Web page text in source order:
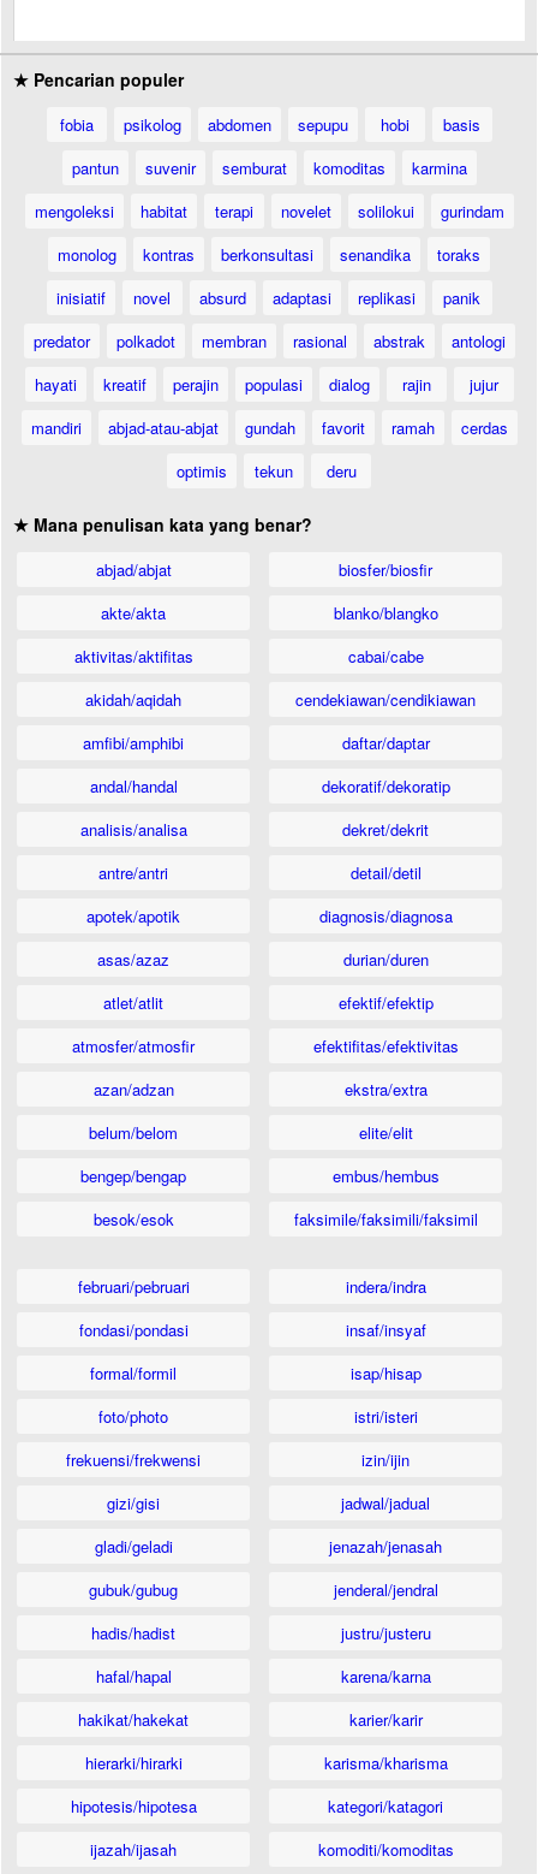
★ Pencarian populer
fobia psikolog abdomen sepupu hobi
basis
pantun
suvenir semburat komoditas
karmina
mengoleksi
habitat terapi novelet solilokui
gurindam
monolog
kontras berkonsultasi senandika
toraks
inisiatif
novel absurd adaptasi replikasi
panik
predator
polkadot membran rasional abstrak
antologi
hayati
kreatif perajin populasi dialog rajin
jujur
mandiri
abjad-atau-abjat gundah favorit ramah
cerdas
optimis
tekun deru
★ Mana penulisan kata yang benar?
abjad/abjat
akte/akta
aktivitas/aktifitas
akidah/aqidah
amfibi/amphibi
andal/handal
analisis/analisa
antre/antri
apotek/apotik
asas/azaz
atlet/atlit
atmosfer/atmosfir
azan/adzan
belum/belom
bengep/bengap
besok/esok
biosfer/biosfir
blanko/blangko
cabai/cabe
cendekiawan/cendikiawan
daftar/daptar
dekoratif/dekoratip
dekret/dekrit
detail/detil
diagnosis/diagnosa
durian/duren
efektif/efektip
efektifitas/efektivitas
ekstra/extra
elite/elit
embus/hembus
faksimile/faksimili/faksimil
februari/pebruari
fondasi/pondasi
formal/formil
foto/photo
frekuensi/frekwensi
gizi/gisi
gladi/geladi
gubuk/gubug
hadis/hadist
hafal/hapal
hakikat/hakekat
hierarki/hirarki
hipotesis/hipotesa
ijazah/ijasah
indera/indra
insaf/insyaf
isap/hisap
istri/isteri
izin/ijin
jadwal/jadual
jenazah/jenasah
jenderal/jendral
justru/justeru
karena/karna
karier/karir
karisma/kharisma
kategori/katagori
komoditi/komoditas